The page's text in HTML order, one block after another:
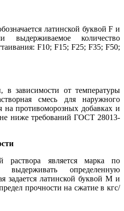
латинской буквой F и
выдерживаемое количество
F10; F15; F25; F35; F50;
зависимости от температуры
смесь для наружного
на противоморозных добавках и
ниже требований ГОСТ 28013-
раствора является марка по
выдерживать определенную
задается латинской буквой М и
прочности на сжатие в кгс/